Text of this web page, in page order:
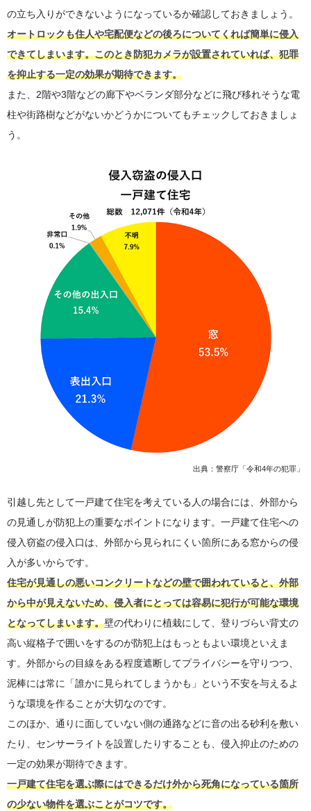
の立ち入りができないようになっているか確認しておきましょう。
オートロックも住人や宅配便などの後ろについてくれば簡単に侵入
できてしまいます。このとき防犯カメラが設置されていれば、犯罪
を抑止する一定の効果が期待できます。
また、2階や3階などの廊下やベランダ部分などに飛び移れそうな電
柱や街路樹などがないかどうかについてもチェックしておきましょ
う。
出典：警察庁「令和4年の犯罪」
引越し先として一戸建て住宅を考えている人の場合には、外部から
の見通しが防犯上の重要なポイントになります。一戸建て住宅への
侵入窃盗の侵入口は、外部から見られにくい箇所にある窓からの侵
入が多いからです。
住宅が見通しの悪いコンクリートなどの壁で囲われていると、外部
から中が見えないため、侵入者にとっては容易に犯行が可能な環境
となってしまいます。壁の代わりに植栽にして、登りづらい背丈の
高い縦格子で囲いをするのが防犯上はもっともよい環境といえま
す。外部からの目線をある程度遮断してプライバシーを守りつつ、
泥棒には常に「誰かに見られてしまうかも」という不安を与えるよ
うな環境を作ることが大切なのです。
このほか、通りに面していない側の通路などに音の出る砂利を敷い
たり、センサーライトを設置したりすることも、侵入抑止のための
一定の効果が期待できます。
一戸建て住宅を選ぶ際にはできるだけ外から死角になっている箇所
の少ない物件を選ぶことがコツです。